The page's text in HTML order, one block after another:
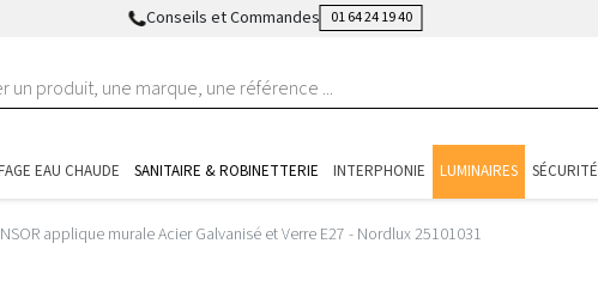
Conseils et Commandes 01 64 24 19 40
EAU CHAUDE SANITAIRE & ROBINETTERIE INTERPHONIE LUMINAIRES SÉCURITÉ
applique murale Acier Galvanisé et Verre E27 - Nordlux 25101031